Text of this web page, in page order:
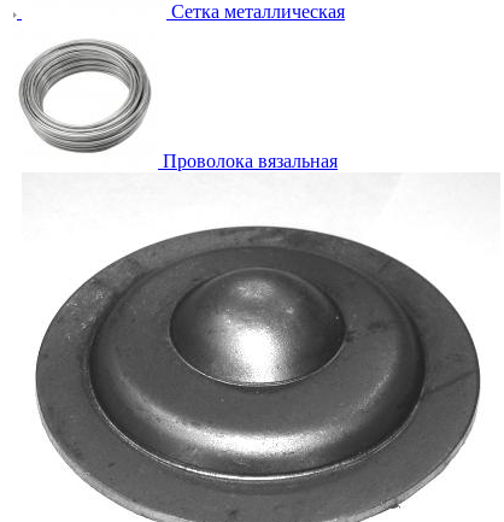
Сетка металлическая
Проволока вязальная